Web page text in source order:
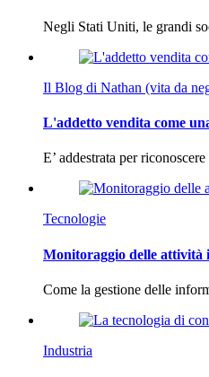
Negli Stati Uniti, le grandi
Il Blog di Nathan (vita da
L'addetto vendita come
E’ addestrata per
Tecnologie
Monitoraggio delle attività
Come la gestione delle
Industria